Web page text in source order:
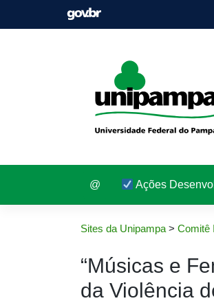
@ Ações
Sites da Unipampa> Comitê
“Músicas e
da Violência